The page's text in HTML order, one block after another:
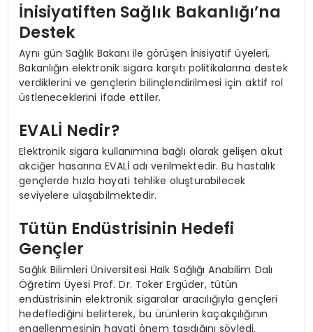
İnisiyatiften Sağlık Bakanlığı’na
Destek
Aynı gün Sağlık Bakanı ile görüşen İnisiyatif üyeleri,
Bakanlığın elektronik sigara karşıtı politikalarına destek
verdiklerini ve gençlerin bilinçlendirilmesi için aktif rol
üstleneceklerini ifade ettiler.
EVALİ Nedir?
Elektronik sigara kullanımına bağlı olarak gelişen akut
akciğer hasarına EVALİ adı verilmektedir. Bu hastalık
gençlerde hızla hayati tehlike oluşturabilecek
seviyelere ulaşabilmektedir.
Tütün Endüstrisinin Hedefi
Gençler
Sağlık Bilimleri Üniversitesi Halk Sağlığı Anabilim Dalı
Öğretim Üyesi Prof. Dr. Toker Ergüder, tütün
endüstrisinin elektronik sigaralar aracılığıyla gençleri
hedeflediğini belirterek, bu ürünlerin kaçakçılığının
engellenmesinin hayati önem taşıdığını söyledi.